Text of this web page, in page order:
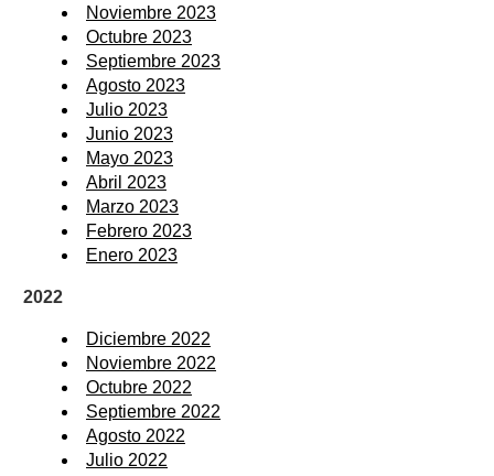
Noviembre 2023
Octubre 2023
Septiembre 2023
Agosto 2023
Julio 2023
Junio 2023
Mayo 2023
Abril 2023
Marzo 2023
Febrero 2023
Enero 2023
2022
Diciembre 2022
Noviembre 2022
Octubre 2022
Septiembre 2022
Agosto 2022
Julio 2022